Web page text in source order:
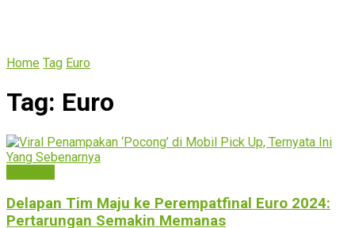
Home Tag Euro
Tag: Euro
Delapan Tim Maju ke Perempatfinal Euro 2024:
Pertarungan Semakin Memanas